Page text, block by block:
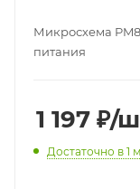
Микросхема
питания
1 197 ₽/
Достаточно в 1